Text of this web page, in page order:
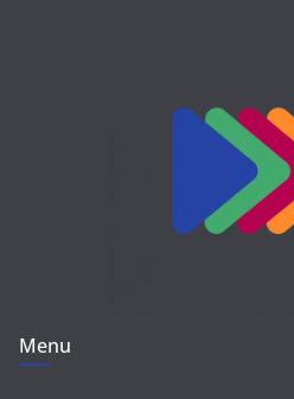
Menu